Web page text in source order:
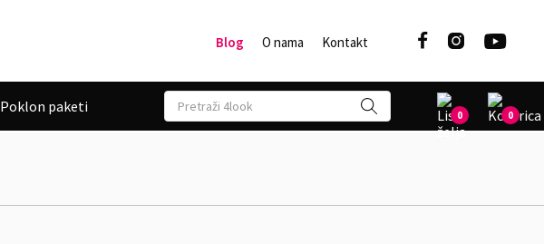
Blog O nama Kontakt   
Poklon paketi 0 0